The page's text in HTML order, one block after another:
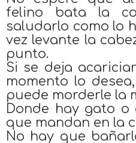
felino bata la
saludarlo como lo
vez levante la
punto.
Si se deja
momento lo
puede morderle la
Donde hay gato o
que mandan en la
No hay que